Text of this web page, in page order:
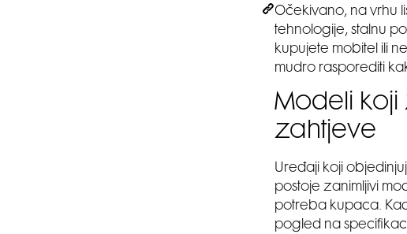
Očekivano, na vrhu
tehnologije, stalnu
kupujete mobitel ili
mudro rasporediti
Modeli
zahtjeve
Uređaji koji
postoje zanimljivi
potreba kupaca.
pogled na